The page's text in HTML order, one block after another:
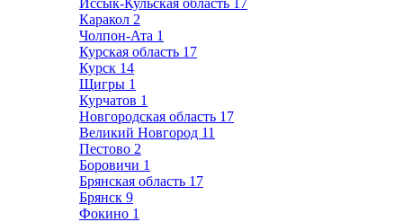
Иссык-Кульская область 17
Каракол 2
Чолпон-Ата 1
Курская область 17
Курск 14
Щигры 1
Курчатов 1
Новгородская область 17
Великий Новгород 11
Пестово 2
Боровичи 1
Брянская область 17
Брянск 9
Фокино 1